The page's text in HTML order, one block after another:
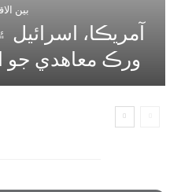
بين
آمريڪا، اسرائيل
ورڪ معاهدي جو